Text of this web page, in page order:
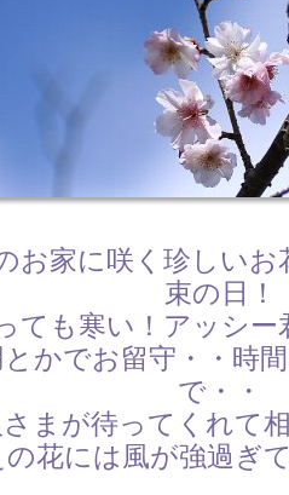
お家に咲く珍しい
束の日！
ても寒い！アッシ
かでお留守・・時
で・・
まが待ってくれて
花には風が強過ぎ